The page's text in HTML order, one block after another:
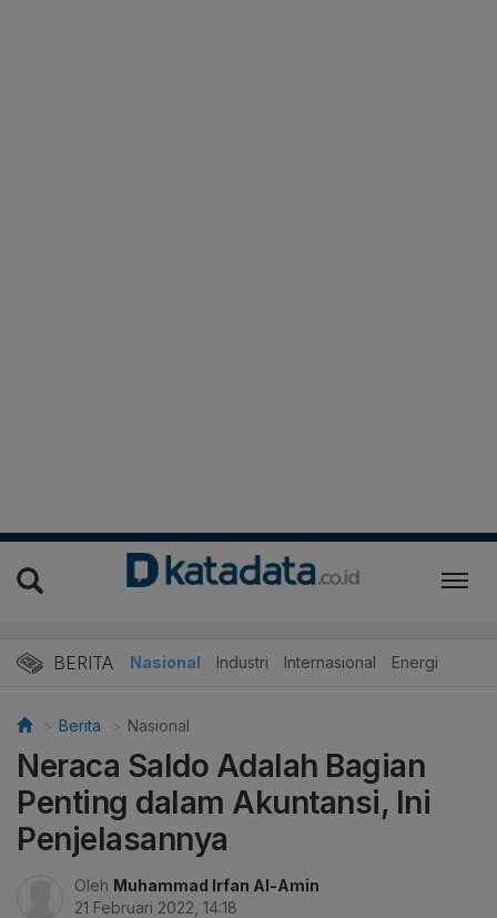
BERITA Nasional Industri Internasional Energi
Berita Nasional
Neraca Saldo Adalah Bagian
Penting dalam Akuntansi, Ini
Penjelasannya
Oleh Muhammad Irfan Al-Amin
21 Februari 2022, 14:18